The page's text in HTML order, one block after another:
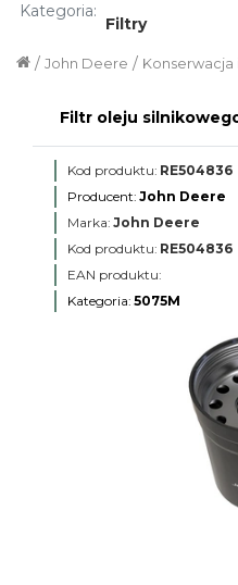
Kategoria:
Filtry
Konserwacja
/
John Deere
/
Filtr oleju
Kod produktu: RE504836
Producent: John Deere
Marka: John Deere
Kod produktu: RE504836
EAN produktu:
Kategoria: 5075M